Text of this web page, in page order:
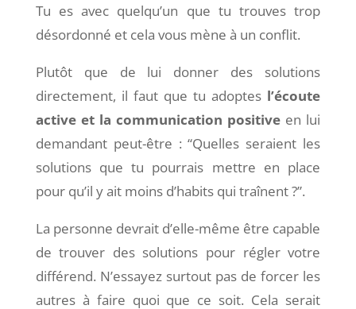
Tu es avec quelqu’un que tu trouves trop
désordonné et cela vous mène à un conflit.
Plutôt que de lui donner des solutions
directement, il faut que tu adoptes l’écoute
active et la communication positive en lui
demandant peut-être : “Quelles seraient les
solutions que tu pourrais mettre en place
pour qu’il y ait moins d’habits qui traînent ?”.
La personne devrait d’elle-même être capable
de trouver des solutions pour régler votre
différend. N’essayez surtout pas de forcer les
autres à faire quoi que ce soit. Cela serait